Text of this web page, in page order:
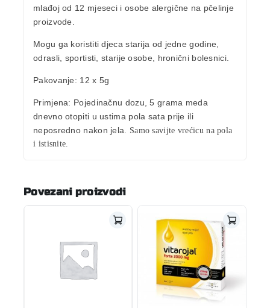
mlađoj od 12 mjeseci i osobe alergične na pčelinje
proizvode.
Mogu ga koristiti djeca starija od jedne godine,
odrasli, sportisti, starije osobe, hronični bolesnici.
Pakovanje: 12 x 5g
Primjena: Pojedinačnu dozu, 5 grama meda
dnevno otopiti u ustima pola sata prije ili
neposredno nakon jela. Samo savijte vrećicu na pola
i istisnite.
Povezani proizvodi